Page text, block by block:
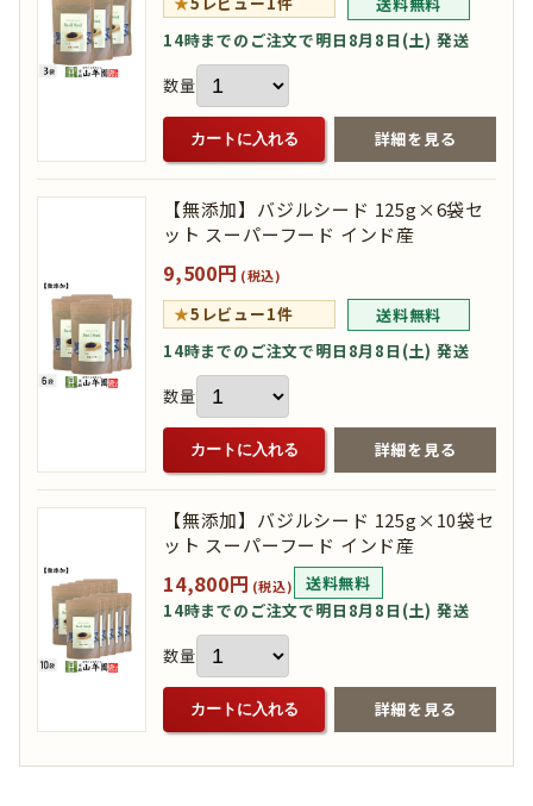
14時までのご注文で明日8月8日(土) 発送
数量
カートに入れる 詳細を見る
【無添加】バジルシード 125g×6袋セ
ット スーパーフード インド産
9,500円 (税込)
★5 レビュー1件
送料無料
14時までのご注文で明日8月8日(土) 発送
数量
カートに入れる 詳細を見る
【無添加】バジルシード 125g×10袋セ
ット スーパーフード インド産
14,800円 (税込)
送料無料
14時までのご注文で明日8月8日(土) 発送
数量
カートに入れる 詳細を見る